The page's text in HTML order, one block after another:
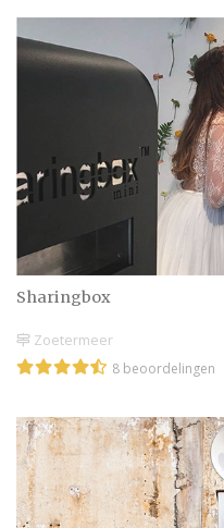
Sharingbox
Zoetermeer
8 beoordelingen